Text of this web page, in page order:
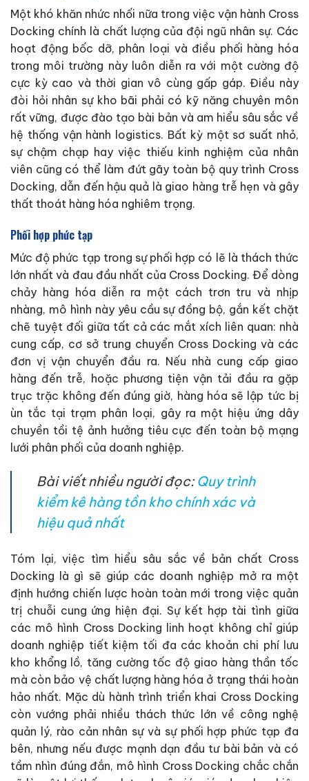
Một khó khăn nhức nhối nữa trong việc vận hành Cross
Docking chính là chất lượng của đội ngũ nhân sự. Các
hoạt động bốc dỡ, phân loại và điều phối hàng hóa
trong môi trường này luôn diễn ra với một cường độ
cực kỳ cao và thời gian vô cùng gấp gáp. Điều này
đòi hỏi nhân sự kho bãi phải có kỹ năng chuyên môn
rất vững, được đào tạo bài bản và am hiểu sâu sắc về
hệ thống vận hành logistics. Bất kỳ một sơ suất nhỏ,
sự chậm chạp hay việc thiếu kinh nghiệm của nhân
viên cũng có thể làm đứt gãy toàn bộ quy trình Cross
Docking, dẫn đến hậu quả là giao hàng trễ hẹn và gây
thất thoát hàng hóa nghiêm trọng.
Phối hợp phức tạp
Mức độ phức tạp trong sự phối hợp có lẽ là thách thức
lớn nhất và đau đầu nhất của Cross Docking. Để dòng
chảy hàng hóa diễn ra một cách trơn tru và nhịp
nhàng, mô hình này yêu cầu sự đồng bộ, gắn kết chặt
chẽ tuyệt đối giữa tất cả các mắt xích liên quan: nhà
cung cấp, cơ sở trung chuyển Cross Docking và các
đơn vị vận chuyển đầu ra. Nếu nhà cung cấp giao
hàng đến trễ, hoặc phương tiện vận tải đầu ra gặp
trục trặc không đến đúng giờ, hàng hóa sẽ lập tức bị
ùn tắc tại trạm phân loại, gây ra một hiệu ứng dây
chuyền tồi tệ ảnh hưởng tiêu cực đến toàn bộ mạng
lưới phân phối của doanh nghiệp.
Bài viết nhiều người đọc:Quy trình
kiểm kê hàng tồn kho chính xác và
hiệu quả nhất
Tóm lại, việc tìm hiểu sâu sắc về bản chất Cross
Docking là gì sẽ giúp các doanh nghiệp mở ra một
định hướng chiến lược hoàn toàn mới trong việc quản
trị chuỗi cung ứng hiện đại. Sự kết hợp tài tình giữa
các mô hình Cross Docking linh hoạt không chỉ giúp
doanh nghiệp tiết kiệm tối đa các khoản chi phí lưu
kho khổng lồ, tăng cường tốc độ giao hàng thần tốc
mà còn bảo vệ chất lượng hàng hóa ở trạng thái hoàn
hảo nhất. Mặc dù hành trình triển khai Cross Docking
còn vướng phải nhiều thách thức lớn về công nghệ
quản lý, rào cản nhân sự và sự phối hợp phức tạp đa
bên, nhưng nếu được mạnh dạn đầu tư bài bản và có
tầm nhìn đúng đắn, mô hình Cross Docking chắc chắn